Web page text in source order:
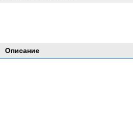
Описание